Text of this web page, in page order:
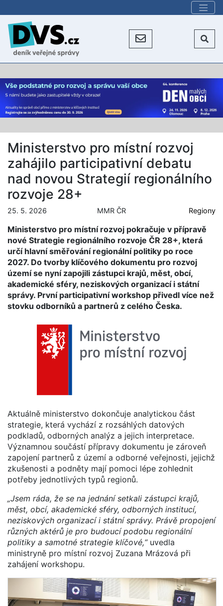
Ministerstvo pro místní rozvoj
zahájilo participativní debatu
nad novou Strategií regionálního
rozvoje 28+
25. 5. 2026 MMR ČR Regiony
Ministerstvo pro místní rozvoj pokračuje v přípravě
nové Strategie regionálního rozvoje ČR 28+, která
určí hlavní směřování regionální politiky po roce
2027. Do tvorby klíčového dokumentu pro rozvoj
území se nyní zapojili zástupci krajů, měst, obcí,
akademické sféry, neziskových organizací i státní
správy. První participativní workshop přivedl více než
stovku odborníků a partnerů z celého Česka.
Aktuálně ministerstvo dokončuje analytickou část
strategie, která vychází z rozsáhlých datových
podkladů, odborných analýz a jejich interpretace.
Významnou součástí přípravy dokumentu je zároveň
zapojení partnerů z území a odborné veřejnosti, jejichž
zkušenosti a podněty mají pomoci lépe zohlednit
potřeby jednotlivých typů regionů.
„Jsem ráda, že se na jednání setkali zástupci krajů,
měst, obcí, akademické sféry, odborných institucí,
neziskových organizací i státní správy. Právě propojení
různých aktérů je pro budoucí podobu regionální
politiky a samotné strategie klíčové,“uvedla
ministryně pro místní rozvoj Zuzana Mrázová při
zahájení workshopu.